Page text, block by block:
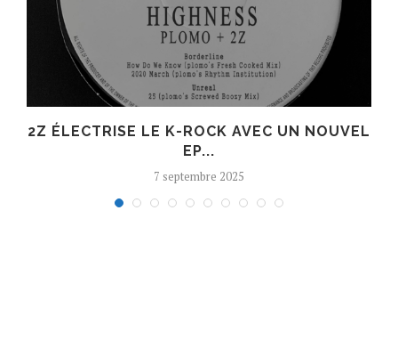
2Z ÉLECTRISE LE K-ROCK AVEC UN NOUVEL
EP...
7 septembre 2025